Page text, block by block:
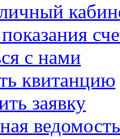
с нами
квитанцию
заявку
ведомость